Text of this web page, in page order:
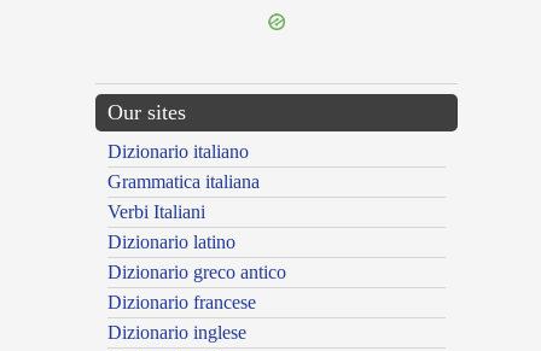
Our sites
Dizionario italiano
Grammatica italiana
Verbi Italiani
Dizionario latino
Dizionario greco antico
Dizionario francese
Dizionario inglese